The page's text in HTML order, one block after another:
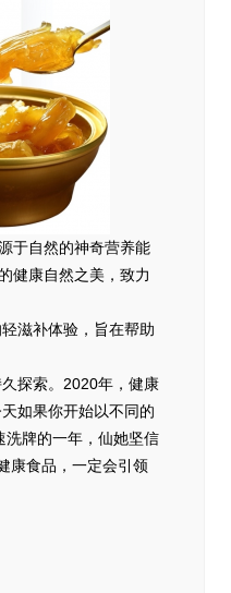
于自然的神奇营养能
健康自然之美，致力
滋补体验，旨在帮助
探索。2020年， 健康
如果你开始以不同的
洗牌的一年，仙她坚信
康食品，一定会引领